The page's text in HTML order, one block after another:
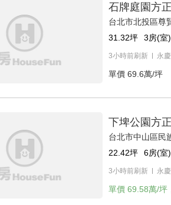
石牌庭園方
台北市北投區尊
31.32坪 3房(室
3小時前刷新 永
單價 69.6萬/坪
下埤公園方
台北市中山區民
22.42坪 6房(室
3小時前刷新 永
單價 69.58萬/坪